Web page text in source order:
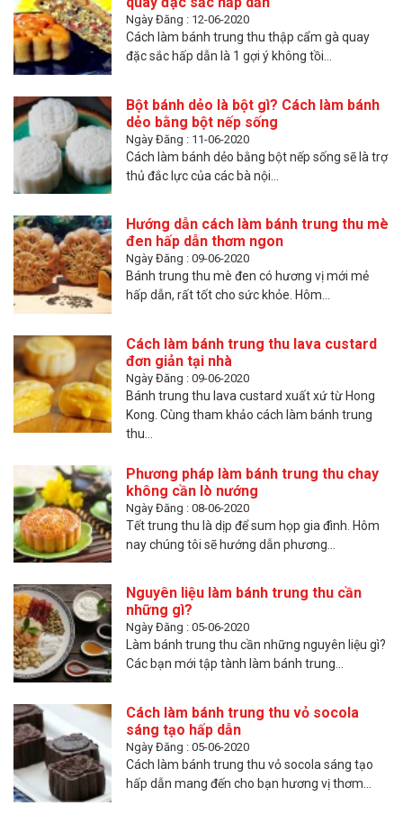
Ngày Đăng : 12-06-2020
Cách làm bánh trung thu thập cẩm gà quay
đặc sắc hấp dẫn là 1 gợi ý không tồi...
Bột bánh dẻo là bột gì? Cách làm bánh
dẻo bằng bột nếp sống
Ngày Đăng : 11-06-2020
Cách làm bánh dẻo bằng bột nếp sống sẽ là trợ
thủ đắc lực của các bà nội...
Hướng dẫn cách làm bánh trung thu mè
đen hấp dẫn thơm ngon
Ngày Đăng : 09-06-2020
Bánh trung thu mè đen có hương vị mới mẻ
hấp dẫn, rất tốt cho sức khỏe. Hôm...
Cách làm bánh trung thu lava custard
đơn giản tại nhà
Ngày Đăng : 09-06-2020
Bánh trung thu lava custard xuất xứ từ Hong
Kong. Cùng tham khảo cách làm bánh trung
thu...
Phương pháp làm bánh trung thu chay
không cần lò nướng
Ngày Đăng : 08-06-2020
Tết trung thu là dịp để sum họp gia đình. Hôm
nay chúng tôi sẽ hướng dẫn phương...
Nguyên liệu làm bánh trung thu cần
những gì?
Ngày Đăng : 05-06-2020
Làm bánh trung thu cần những nguyên liệu gì?
Các bạn mới tập tành làm bánh trung...
Cách làm bánh trung thu vỏ socola
sáng tạo hấp dẫn
Ngày Đăng : 05-06-2020
Cách làm bánh trung thu vỏ socola sáng tạo
hấp dẫn mang đến cho bạn hương vị thơm...